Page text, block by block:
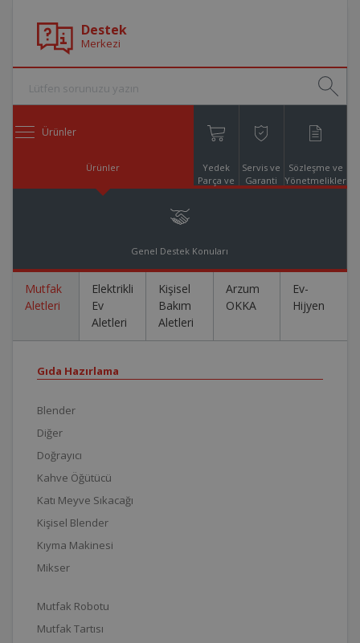
Destek
Merkezi
Ürünler
Ürünler
Yedek
Parça ve
Servis ve
Garanti
Sözleşme ve
Yönetmelikler
Genel Destek Konuları
Mutfak
Aletleri
Elektrikli
Ev
Aletleri
Kişisel
Bakım
Aletleri
Arzum
OKKA
Ev-
Hijyen
Gıda Hazırlama
Blender
Diğer
Doğrayıcı
Kahve Öğütücü
Katı Meyve Sıkacağı
Kişisel Blender
Kıyma Makinesi
Mikser
Mutfak Robotu
Mutfak Tartısı